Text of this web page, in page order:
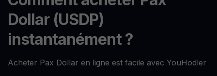
Dollar (USDP)
instantanément ?
Acheter Pax Dollar en ligne est facile avec YouHodler